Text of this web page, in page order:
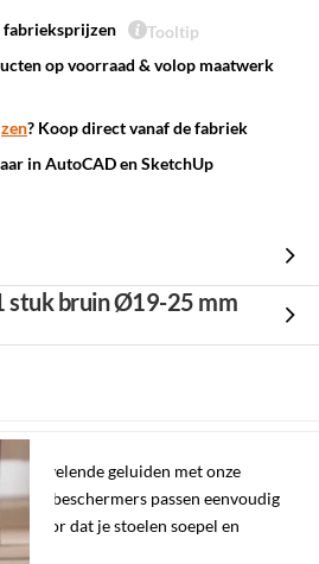
Tooltip
op voorraad & volop maatwerk
? Koop direct vanaf de fabriek
in AutoCAD en SketchUp
stuk bruin Ø19-25 mm
vervelende geluiden met onze
vloerbeschermers passen eenvoudig
ervoor dat je stoelen soepel en